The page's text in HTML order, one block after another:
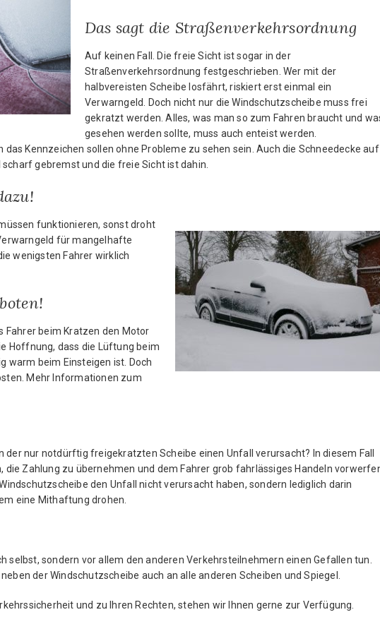
Das sagt die Straßenverkehrsordnung
Auf keinen Fall. Die freie Sicht ist sogar in der
Straßenverkehrsordnung festgeschrieben. Wer mit der
halbvereisten Scheibe losfährt, riskiert erst einmal ein
Verwarngeld. Doch nicht nur die Windschutzscheibe muss frei
gekratzt werden. Alles, was man so zum Fahren braucht und
gesehen werden sollte, muss auch enteist werden.
das Kennzeichen sollen ohne Probleme zu sehen sein. Auch die Schneedecke auf
gebremst und die freie Sicht ist dahin.
funktionieren, sonst droht
für mangelhafte
wenigsten Fahrer wirklich
Fahrer beim Kratzen den Motor
Hoffnung, dass die Lüftung beim
warm beim Einsteigen ist. Doch
Mehr Informationen zum
der nur notdürftig freigekratzten Scheibe einen Unfall verursacht? In diesem Fall
die Zahlung zu übernehmen und dem Fahrer grob fahrlässiges Handeln
den Unfall nicht verursacht haben, sondern lediglich darin
eine Mithaftung drohen.
selbst, sondern vor allem den anderen Verkehrsteilnehmern einen Gefallen tun.
der Windschutzscheibe auch an alle anderen Scheiben und Spiegel.
und zu Ihren Rechten, stehen wir Ihnen gerne zur Verfügung.